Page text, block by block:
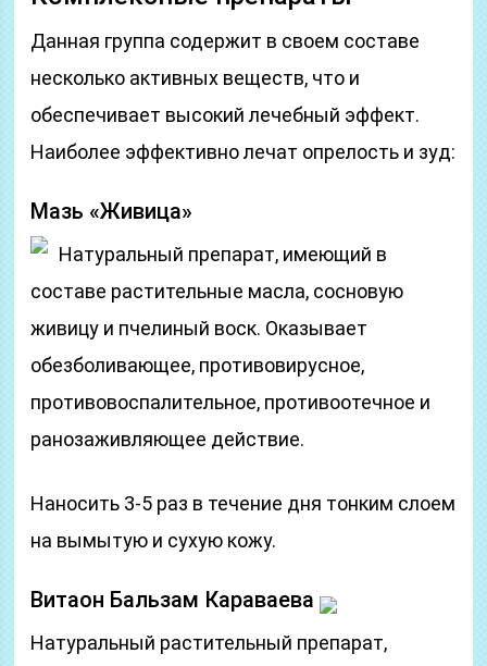
Данная группа содержит в своем составе
несколько активных веществ, что и
обеспечивает высокий лечебный эффект.
Наиболее эффективно лечат опрелость и зуд:
Мазь «Живица»
Натуральный препарат, имеющий в
составе растительные масла, сосновую
живицу и пчелиный воск. Оказывает
обезболивающее, противовирусное,
противовоспалительное, противоотечное и
ранозаживляющее действие.
Наносить 3-5 раз в течение дня тонким слоем
на вымытую и сухую кожу.
Витаон Бальзам Караваева
Натуральный растительный препарат,